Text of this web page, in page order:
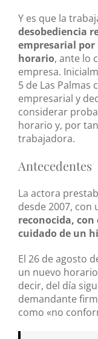
Y es que la
desobediencia
empresarial por
horario, ante lo
empresa.
5 de Las Palmas
empresarial y
considerar
horario y, por
trabajadora.
Antecedentes
La actora
desde 2007, con
reconocida,
cuidado de un
El 26 de agosto
un nuevo
decir, del día
demandante
como «no